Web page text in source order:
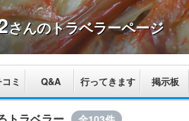
さんのトラベラーページ
ミ Q&A 行ってきます 掲示板